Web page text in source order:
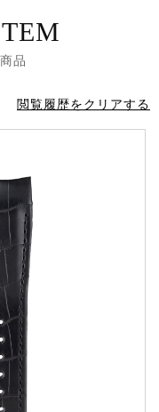
品
閲覧履歴をクリアする